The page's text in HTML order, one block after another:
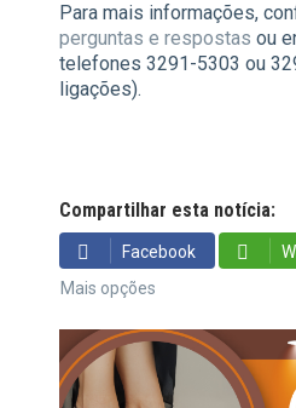
Para mais informações,
perguntas e respostas ou
telefones 3291-5303 ou
ligações).
Compartilhar esta notícia:
Facebook
Mais opções